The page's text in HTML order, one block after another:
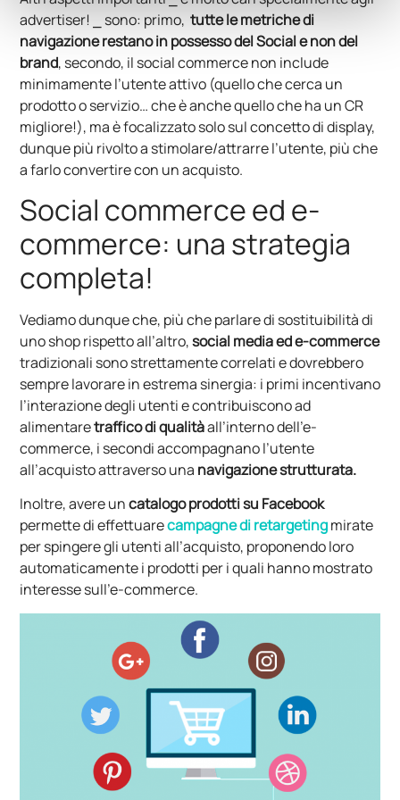
advertiser! ⎯ sono: primo, tutte le metriche di
navigazione restano in possesso del Social e non del
brand, secondo, il social commerce non include
minimamente l’utente attivo (quello che cerca un
prodotto o servizio… che è anche quello che ha un CR
migliore!), ma è focalizzato solo sul concetto di display,
dunque più rivolto a stimolare/attrarre l’utente, più che
a farlo convertire con un acquisto.
Social commerce ed e-
commerce: una strategia
completa!
Vediamo dunque che, più che parlare di sostituibilità di
uno shop rispetto all’altro,social media ed e-commerce
tradizionali sono strettamente correlati e dovrebbero
sempre lavorare in estrema sinergia: i primi incentivano
l’interazione degli utenti e contribuiscono ad
alimentaretraffico di qualitàall’interno dell’e-
commerce, i secondi accompagnano l’utente
all’acquisto attraverso una navigazione strutturata.
Inoltre, avere uncatalogo prodotti su Facebook
permette di effettuarecampagne di retargetingmirate
per spingere gli utenti all’acquisto, proponendo loro
automaticamente i prodotti per i quali hanno mostrato
interesse sull’e-commerce.